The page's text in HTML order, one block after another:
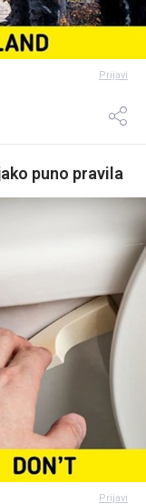
Prijavi
puno pravila
Prijavi